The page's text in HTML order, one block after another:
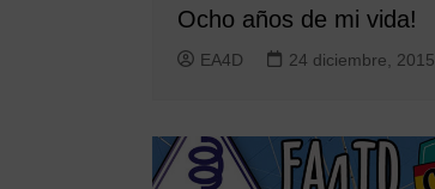
Ocho años de mi vida!
EA4D 24 diciembre, 2015